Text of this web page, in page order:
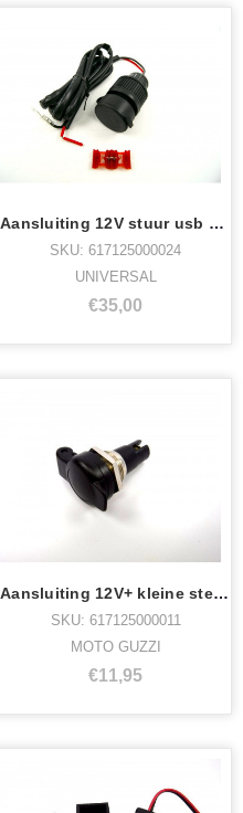
Aansluiting 12V stuur usb 2x sw motech
SKU: 617125000024
UNIVERSAL
€35,00
Aansluiting 12V+ kleine stekker
SKU: 617125000011
MOTO GUZZI
€11,95